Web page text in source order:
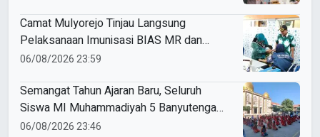
Camat Mulyorejo Tinjau Langsung
Pelaksanaan Imunisasi BIAS MR dan
HPV di SD Muhammadiyah 18 Surabaya
06/08/2026 23:59
Semangat Tahun Ajaran Baru, Seluruh
Siswa MI Muhammadiyah 5 Banyutengah
Ikuti Latihan Tapak Suci Perdana
06/08/2026 23:46